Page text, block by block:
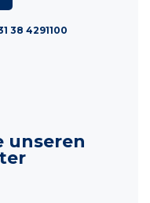
38 4291100
unseren